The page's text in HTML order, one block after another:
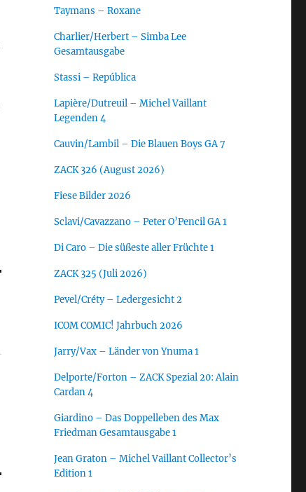
Taymans – Roxane
Charlier/Herbert – Simba Lee
Gesamtausgabe
Stassi – República
Lapière/Dutreuil – Michel Vaillant
Legenden 4
Cauvin/Lambil – Die Blauen Boys GA 7
ZACK 326 (August 2026)
Fiese Bilder 2026
Sclavi/Cavazzano – Peter O’Pencil GA 1
Di Caro – Die süßeste aller Früchte 1
ZACK 325 (Juli 2026)
Pevel/Créty – Ledergesicht 2
ICOM COMIC! Jahrbuch 2026
Jarry/Vax – Länder von Ynuma 1
Delporte/Forton – ZACK Spezial 20: Alain
Cardan 4
Giardino – Das Doppelleben des Max
Friedman Gesamtausgabe 1
Jean Graton – Michel Vaillant Collector’s
Edition 1